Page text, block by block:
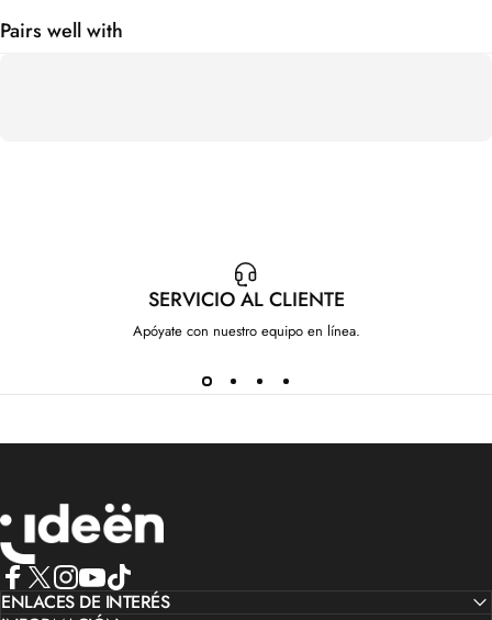
Pairs well with
SERVICIO AL CLIENTE
Apóyate con nuestro equipo en línea.
IdeenstoresMX
Facebook
X (Twitter)
Instagram
YouTube
TikTok
ENLACES DE INTERÉS